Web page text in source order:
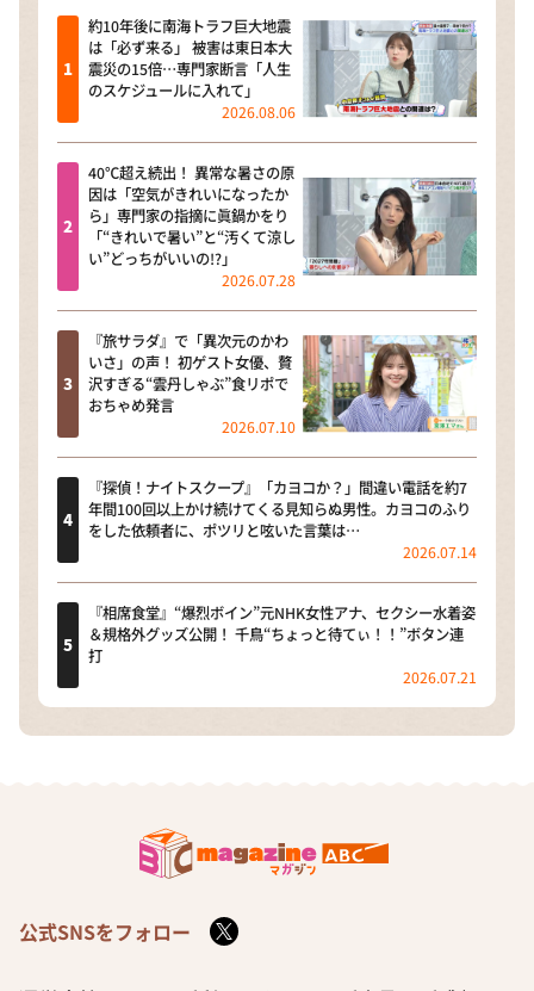
朝だ！生です旅サラダ
教えて！ニュースライブ 正義のミカタ
ＬＩＦＥ～夢のカタチ～
新婚さんいらっしゃい！
ポツンと一軒家
ザキ山小屋本館
ぺこぱのまるスポ
約10年後に南海トラフ巨大地震
は「必ず来る」 被害は東日本大
震災の15倍…専門家断言「人生
のスケジュールに入れて」
2026.08.06
40℃超え続出！ 異常な暑さの原
因は「空気がきれいになったか
ら」専門家の指摘に眞鍋かをり
「“きれいで暑い”と“汚くて涼し
い”どっちがいいの!?」
2026.07.28
『旅サラダ』で「異次元のかわ
いさ」の声！ 初ゲスト女優、贅
沢すぎる“雲丹しゃぶ”食リポで
おちゃめ発言
2026.07.10
『探偵！ナイトスクープ』「カヨコか？」間違い電話を約7
年間100回以上かけ続けてくる見知らぬ男性。カヨコのふり
をした依頼者に、ポツリと呟いた言葉は…
2026.07.14
『相席食堂』“爆烈ボイン”元NHK女性アナ、セクシー水着姿
＆規格外グッズ公開！ 千鳥“ちょっと待てぃ！！”ボタン連
打
2026.07.21
公式SNSをフォロー